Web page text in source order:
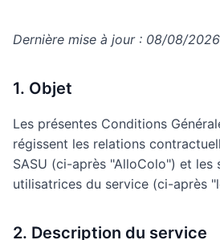
Dernière mise à jour : 08/08/2026
1. Objet
Les présentes Conditions
régissent les relations
SASU (ci-après "AlloColo") et les
utilisatrices du service (ci-après
2. Description du service